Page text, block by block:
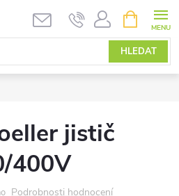
HLEDAT
NÁKUPNÍ
KOŠÍK
jistič
400V
Podrobnosti hodnocení